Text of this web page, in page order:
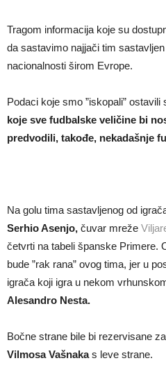
Tragom informacija koje su
da sastavimo najjači tim
nacionalnosti širom Evrope.
Podaci koje smo ”iskopali”
koje sve fudbalske veličine bi
predvodili, takođe, nekadašnje
Na golu tima sastavljenog od
Serhio Asenjo, čuvar mreže
četvrti na tabeli španske Primere.
bude ”rak rana” ovog tima, jer u
igrača koji igra u nekom
Alesandro Nesta.
Bočne strane bile bi rezervisane za
Vilmosa Vašnakas leve strane.